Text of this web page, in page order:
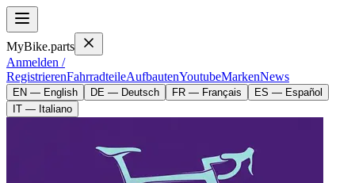
MyBike.parts
Anmelden /
RegistrierenFahrradteileAufbautenYoutubeMarkenNews
EN — English DE — Deutsch FR — Français
ES — Español
IT — Italiano